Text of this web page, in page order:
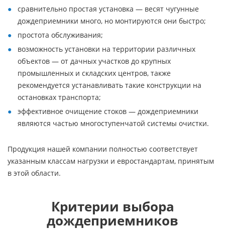
сравнительно простая установка — весят чугунные
дождеприемники много, но монтируются они быстро;
простота обслуживания;
возможность установки на территории различных
объектов — от дачных участков до крупных
промышленных и складских центров, также
рекомендуется устанавливать такие конструкции на
остановках транспорта;
эффективное очищение стоков — дождеприемники
являются частью многоступенчатой системы очистки.
Продукция нашей компании полностью соответствует
указанным классам нагрузки и евростандартам, принятым
в этой области.
Критерии выбора
дождеприемников